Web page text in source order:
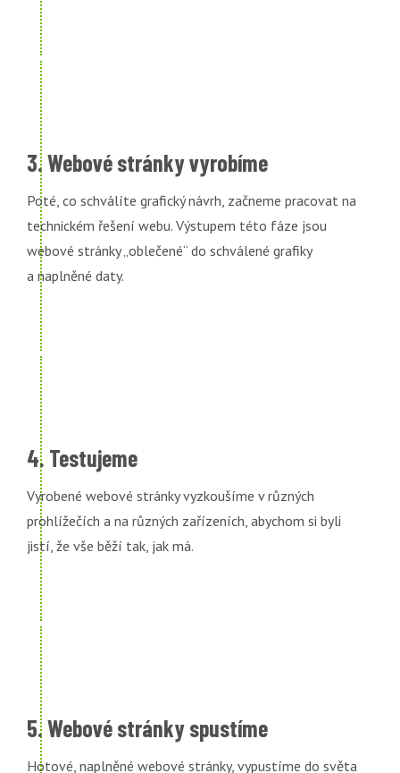
3. Webové stránky vyrobíme
Poté, co schválíte grafický návrh, začneme pracovat na
technickém řešení webu. Výstupem této fáze jsou
webové stránky „oblečené“ do schválené grafiky
a naplněné daty.
4. Testujeme
Vyrobené webové stránky vyzkoušíme v různých
prohlížečích a na různých zařízeních, abychom si byli
jistí, že vše běží tak, jak má.
5. Webové stránky spustíme
Hotové, naplněné webové stránky, vypustíme do světa